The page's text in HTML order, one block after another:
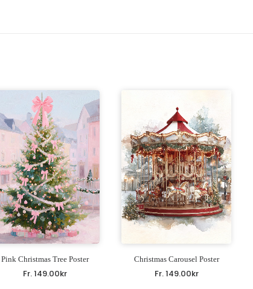
Pink Christmas Tree Poster
Fr.149.00kr
Christmas Carousel Poster
Fr.149.00kr